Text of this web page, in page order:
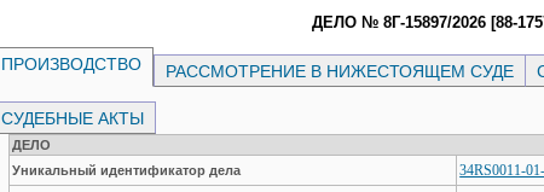
ДЕЛО № 8Г-15897/2026 [88-
ПРОИЗВОДСТВО РАССМОТРЕНИЕ В НИЖЕСТОЯЩЕМ СУДЕ
СУДЕБНЫЕ АКТЫ
ДЕЛО
Уникальный идентификатор дела
34RS0011-